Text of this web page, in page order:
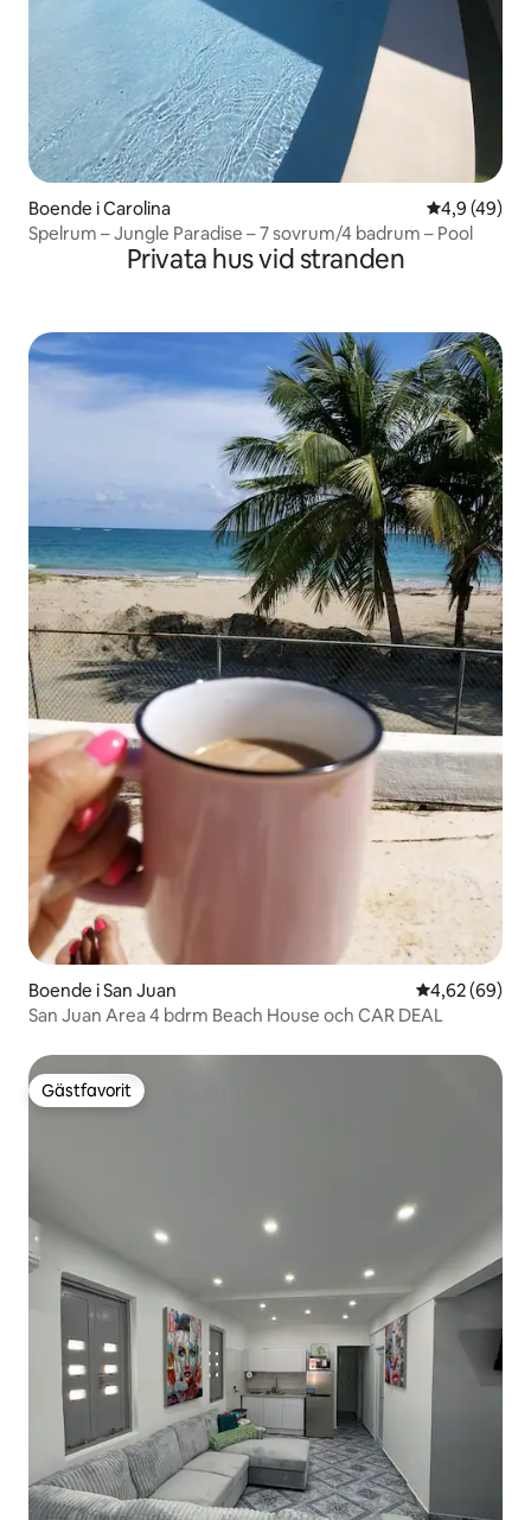
Boende i Carolina 4,9 av 5 i
4,9 (49)
Spelrum – Jungle Paradise – 7 sovrum/4 badrum – Pool
Privata hus vid stranden
Boende i San Juan 4,62 av 5 i
4,62 (69)
San Juan Area 4 bdrm Beach House och CAR DEAL
Gästfavorit
Gästfavorit